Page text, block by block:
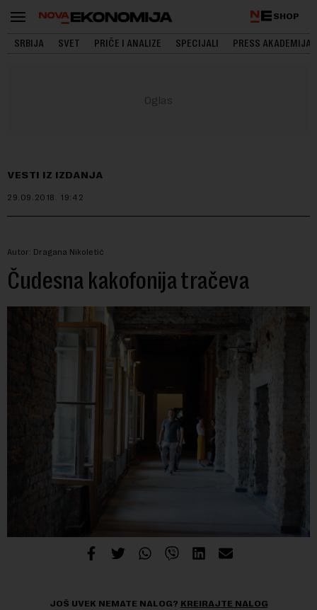
SHOP
SRBIJA SVET PRIČE I ANALIZE SPECIJALI PRESS AKADEMIJA
VESTI IZ IZDANJA
29.09.2018. 19:42
Autor: Dragana Nikoletić
Čudesna kakofonija tračeva
JOŠ UVEK NEMATE NALOG? KREIRAJTE NALOG